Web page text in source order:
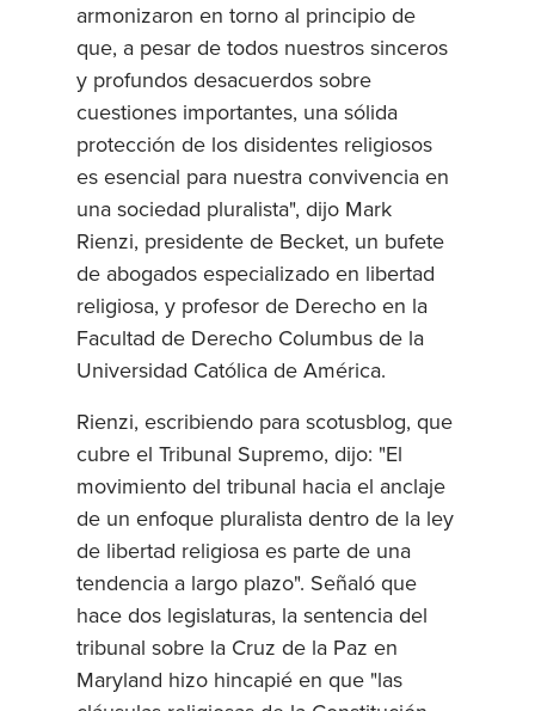
armonizaron en torno al principio de
que, a pesar de todos nuestros sinceros
y profundos desacuerdos sobre
cuestiones importantes, una sólida
protección de los disidentes religiosos
es esencial para nuestra convivencia en
una sociedad pluralista", dijo Mark
Rienzi, presidente de Becket, un bufete
de abogados especializado en libertad
religiosa, y profesor de Derecho en la
Facultad de Derecho Columbus de la
Universidad Católica de América.
Rienzi, escribiendo para scotusblog, que
cubre el Tribunal Supremo, dijo: "El
movimiento del tribunal hacia el anclaje
de un enfoque pluralista dentro de la ley
de libertad religiosa es parte de una
tendencia a largo plazo". Señaló que
hace dos legislaturas, la sentencia del
tribunal sobre la Cruz de la Paz en
Maryland hizo hincapié en que "las